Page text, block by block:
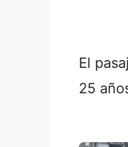
El
25